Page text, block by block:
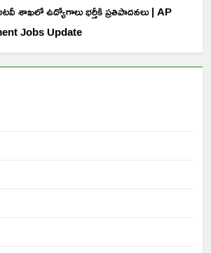
శాఖలో ఉద్యోగాలు భర్తీకి ప్రతిపాదనలు | AP
Jobs Update